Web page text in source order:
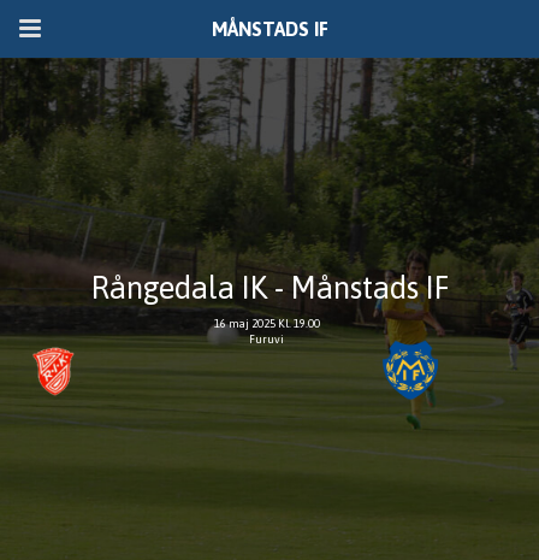
MÅNSTADS IF
Rångedala IK - Månstads IF
16 maj 2025 Kl. 19.00
Furuvi